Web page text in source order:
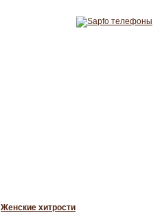
Женские хитрости